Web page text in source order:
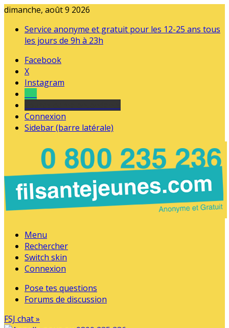
dimanche, août 9 2026
Service anonyme et gratuit pour les 12-25 ans tous
les jours de 9h à 23h
Facebook
X
Instagram
Connexion
Sidebar (barre latérale)
Menu
Rechercher
Switch skin
Connexion
Pose tes questions
Forums de discussion
FSJ chat »